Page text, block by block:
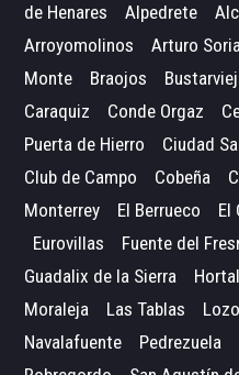
de Henares
Alpedrete
Arroyomolinos
Arturo
Monte
Braojos
Caraquiz
Conde Orgaz
Puerta de Hierro
Ciudad
Club de Campo
Cobeña
Monterrey
El Berrueco El
Eurovillas
Fuente del
Guadalix de la Sierra
Moraleja
Las Tablas
Navalafuente
Pedrezuela